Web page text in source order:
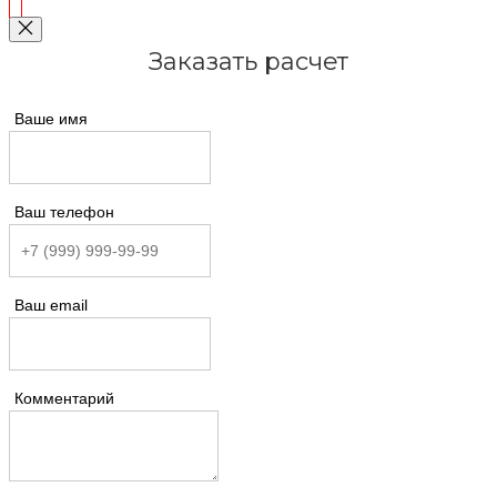
Заказать расчет
Ваше имя
Ваш телефон
Ваш email
Комментарий